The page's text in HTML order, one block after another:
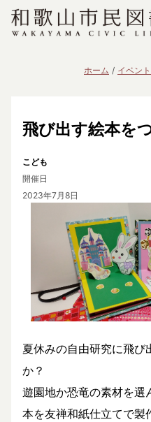
ホーム イベン
飛び出す絵本を
こども
開催日
2023年7月8日
夏休みの自由研究に飛び
か？
遊園地か恐竜の素材を選
本を友禅和紙仕立てで製